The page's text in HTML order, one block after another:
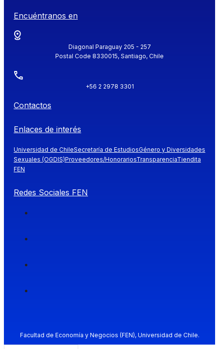
Encuéntranos en
Diagonal Paraguay 205 - 257
Postal Code 8330015, Santiago, Chile
+56 2 2978 3301
Contactos
Enlaces de interés
Universidad de ChileSecretaría de EstudiosGénero y Diversidades
Sexuales (OGDIS)Proveedores/HonorariosTransparenciaTiendita
FEN
Redes Sociales FEN
Facultad de Economía y Negocios (FEN), Universidad de Chile.